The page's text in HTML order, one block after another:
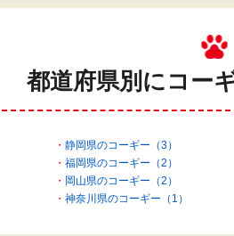
都道府県別にコー
静岡県のコーギー（3）
福岡県のコーギー（2）
岡山県のコーギー（2）
神奈川県のコーギー（1）